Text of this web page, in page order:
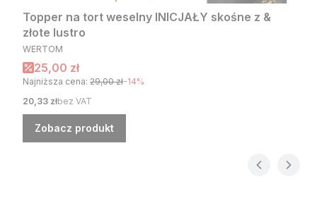
Topper na tort weselny INICJAŁY skośne z &
złote lustro
PRODUCENT
WERTOM
Cena promocyjna
25,00 zł
Najniższa cena: 29,00 zł-14%
Cena
20,33 złbez VAT
Zobacz produkt